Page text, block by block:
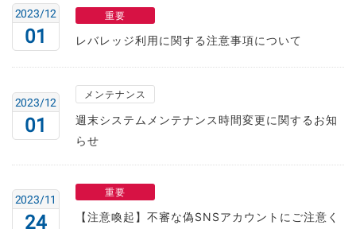
01
2023/12 重要
レバレッジ利用に関する注意事項について
01
2023/12
メンテナンス
週末システムメンテナンス時間変更に関するお知
らせ
24
2023/11
重要
【注意喚起】不審な偽SNSアカウントにご注意く